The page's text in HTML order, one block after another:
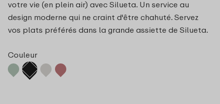
votre vie (en plein air) avec Silueta. Un service au
design moderne qui ne craint d'être chahuté. Servez
vos plats préférés dans la grande assiette de Silueta.
Couleur